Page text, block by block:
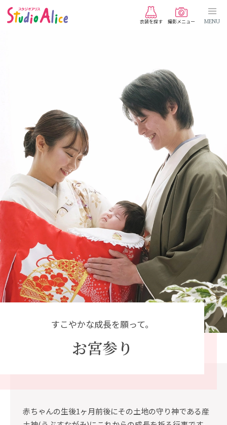
衣装を探す 撮影メニュー MENU
すこやかな成長を願って。
お宮参り
赤ちゃんの生後1ヶ月前後にその土地の守り神である産